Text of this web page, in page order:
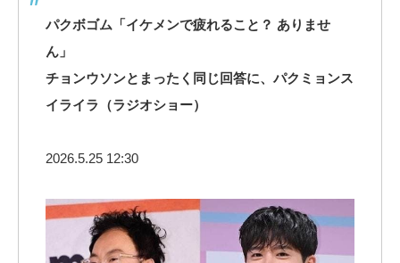
パクボゴム「イケメンで疲れること？ ありませ
ん」
チョンウソンとまったく同じ回答に、パクミョンス
イライラ（ラジオショー）
2026.5.25 12:30